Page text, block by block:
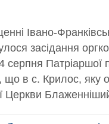
Івано-
засідання
серпня Патріаршої
що в с. Крилос, яку
Церкви